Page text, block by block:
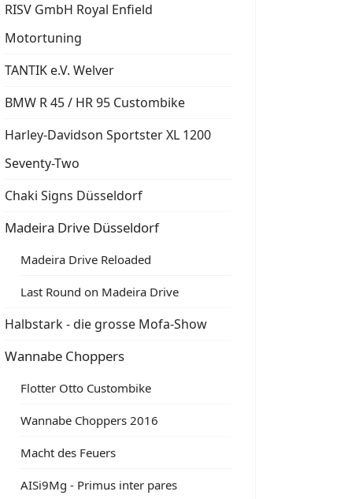
RISV GmbH Royal Enfield
Motortuning
TANTIK e.V. Welver
BMW R 45 / HR 95 Custombike
Harley-Davidson Sportster XL 1200
Seventy-Two
Chaki Signs Düsseldorf
Madeira Drive Düsseldorf
Madeira Drive Reloaded
Last Round on Madeira Drive
Halbstark - die grosse Mofa-Show
Wannabe Choppers
Flotter Otto Custombike
Wannabe Choppers 2016
Macht des Feuers
AISi9Mg - Primus inter pares